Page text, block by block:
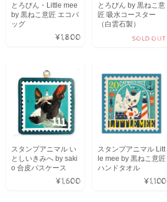
とろびん・Little mee
by 黒ねこ意匠 エコバ
ッグ
¥1,800
とろびん by 黒ねこ意
匠 吸水コースター
（白雲石製）
SOLD OUT
スタンプアニマル い
としいきみへ by saki
o 合皮パスケース
¥1,600
スタンプアニマル Litt
le mee by 黒ねこ意匠
ハンドタオル
¥1,100